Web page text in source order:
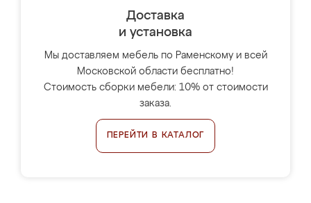
Доставка
и установка
Мы доставляем мебель по Раменскому и всей
Московской области бесплатно!
Стоимость сборки мебели: 10% от стоимости
заказа.
ПЕРЕЙТИ В КАТАЛОГ